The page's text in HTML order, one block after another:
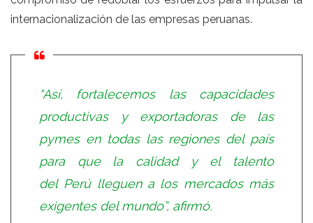
internacionalización de las empresas peruanas.
“Así, fortalecemos las capacidades
productivas y exportadoras de las
pymes en todas las regiones del país
para que la calidad y el talento
del Perú lleguen a los mercados más
exigentes del mundo”, afirmó.